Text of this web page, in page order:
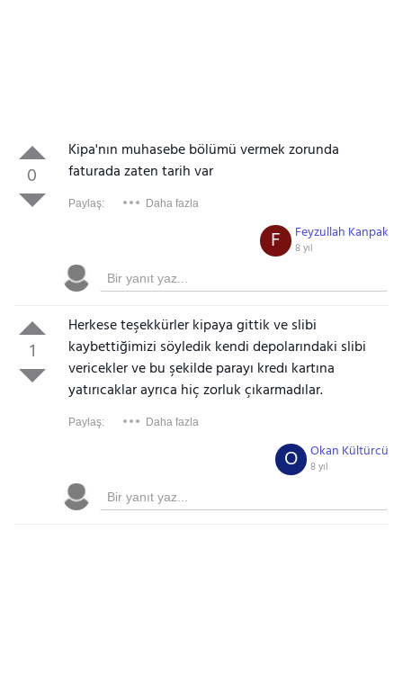
0
Kipa'nın muhasebe bölümü vermek zorunda
faturada zaten tarih var
Paylaş: Daha fazla
Feyzullah Kanpak
8 yıl
F
1
Herkese teşekkürler kipaya gittik ve slibi
kaybettiğimizi söyledik kendi depolarındaki slibi
vericekler ve bu şekilde parayı kredı kartına
yatırıcaklar ayrıca hiç zorluk çıkarmadılar.
Paylaş: Daha fazla
Okan Kültürcü
8 yıl
O